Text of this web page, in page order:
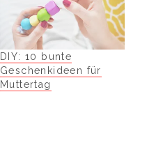
DIY: 10 bunte
Geschenkideen für
Muttertag